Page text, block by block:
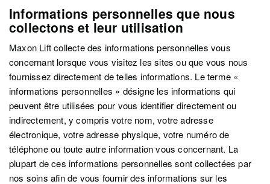
Informations personnelles que nous
collectons et leur utilisation
Maxon Lift collecte des informations personnelles vous
concernant lorsque vous visitez les sites ou que vous nous
fournissez directement de telles informations. Le terme «
informations personnelles » désigne les informations qui
peuvent être utilisées pour vous identifier directement ou
indirectement, y compris votre nom, votre adresse
électronique, votre adresse physique, votre numéro de
téléphone ou toute autre information vous concernant. La
plupart de ces informations personnelles sont collectées par
nos soins afin de vous fournir des informations sur les